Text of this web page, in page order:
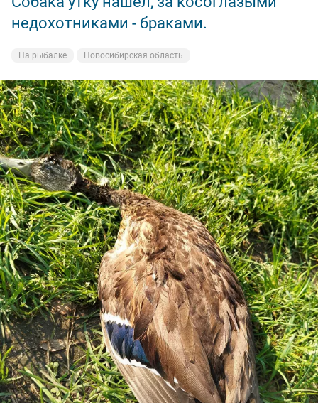
недохотниками - браками.
На рыбалке Новосибирская область